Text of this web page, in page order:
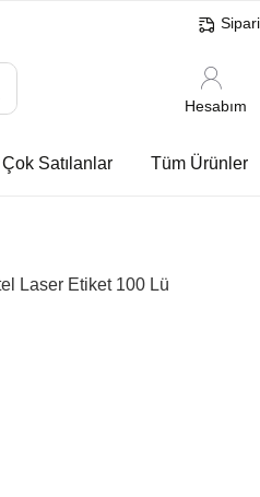
Hesabım
Çok Satılanlar Tüm Ürünler
Laser Etiket 100 Lü